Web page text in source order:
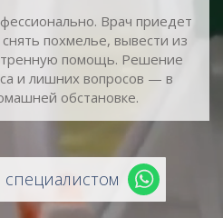
Врач приедет
похмелье, вывести из
помощь. Решение
и лишних вопросов — в
обстановке.